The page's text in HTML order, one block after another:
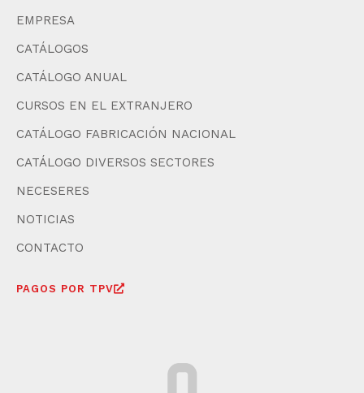
EMPRESA
CATÁLOGOS
CATÁLOGO ANUAL
CURSOS EN EL EXTRANJERO
CATÁLOGO FABRICACIÓN NACIONAL
CATÁLOGO DIVERSOS SECTORES
NECESERES
NOTICIAS
CONTACTO
PAGOS POR TPV